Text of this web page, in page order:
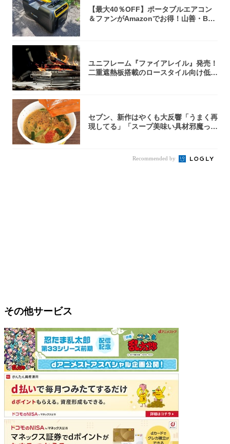
【最大40％OFF】ポータブルエアコン
＆ファンがAmazonでお得！山善・Bo
ユニフレーム『ファイアレイル』発売！
二重遮熱板搭載のロースタイル向け低型
セブン、新作はやくも大反響「うまく再
現してる」「スープ美味い具材邪魔って
Recommended by
その他サービス